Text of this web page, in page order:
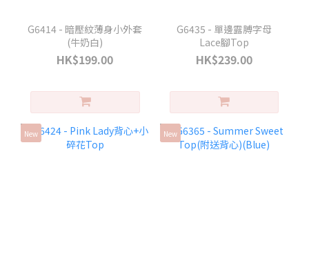
G6414 - 暗壓紋薄身小外套
(牛奶白)
HK$199.00
G6435 - 單邊露膊字母
Lace腳Top
HK$239.00
New New